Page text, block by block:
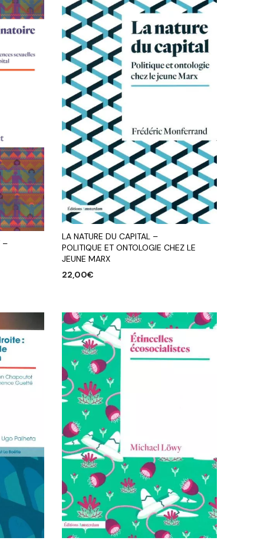
–
LA NATURE DU CAPITAL –
POLITIQUE ET ONTOLOGIE CHEZ LE
JEUNE MARX
22,00€